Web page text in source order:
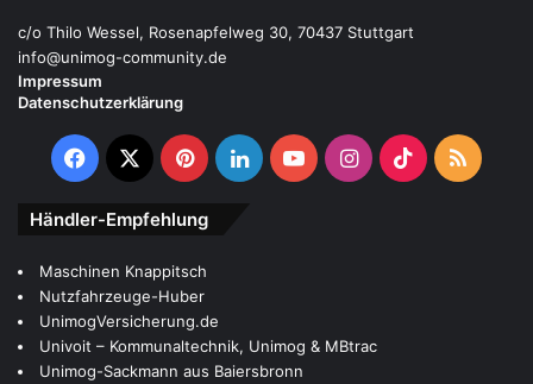
c/o Thilo Wessel, Rosenapfelweg 30, 70437 Stuttgart
info@unimog-community.de
Impressum
Datenschutzerklärung
Facebook
X PinterestLinkedInYouTubeInstagram
TikTokRSS
Händler-Empfehlung
Maschinen Knappitsch
Nutzfahrzeuge-Huber
UnimogVersicherung.de
Univoit – Kommunaltechnik, Unimog & MBtrac
Unimog-Sackmann aus Baiersbronn